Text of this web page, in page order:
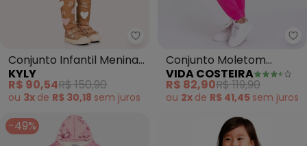
Kyly - Conjunto Infantil Menina
Conjunto Infantil Menina
Bordado (Rosa)
KYLY
R$ 90,54R$ 150,90
ou 3x de R$ 30,18 sem juros
Conjunto Moletom
Infantil Babadinho (Rosa)
VIDA COSTEIRA
R$ 82,90R$ 119,90
ou 2x de R$ 41,45 sem juros
-49%